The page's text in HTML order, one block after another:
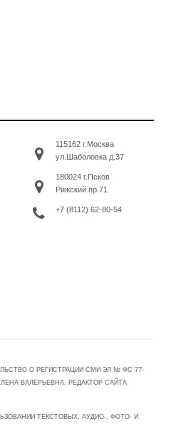
115162 г.Москва
ул.Шаболовка д.37
180024 г.Псков
Рижский пр.71
+7 (8112) 62-80-54
О РЕГИСТРАЦИИ СМИ ЭЛ № ФС 77-
ВАЛЕРЬЕВНА. РЕДАКТОР САЙТА
ТЕКСТОВЫХ, АУДИО-, ФОТО- И